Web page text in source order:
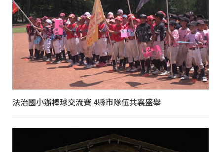
法治國小辦棒球交流賽 4縣市隊伍共襄盛舉